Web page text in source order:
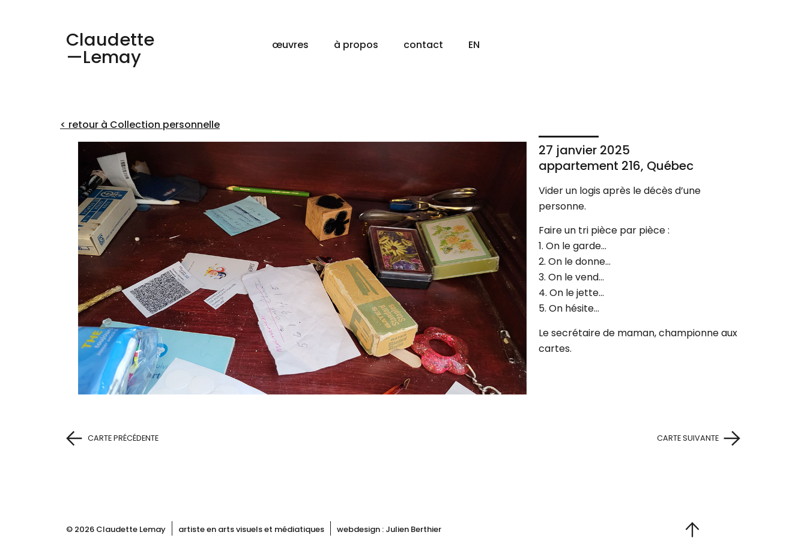
Claudette
—Lemay
œuvres à propos contact EN
< retour à Collection personnelle
27 janvier 2025
appartement 216, Québec
Vider un logis après le décès d’une
personne.
Faire un tri pièce par pièce :
1. On le garde…
2. On le donne…
3. On le vend…
4. On le jette…
5. On hésite…
Le secrétaire de maman, championne aux
cartes.
CARTE PRÉCÉDENTE CARTE SUIVANTE
© 2026 Claudette Lemay artiste en arts visuels et médiatiques webdesign : Julien Berthier